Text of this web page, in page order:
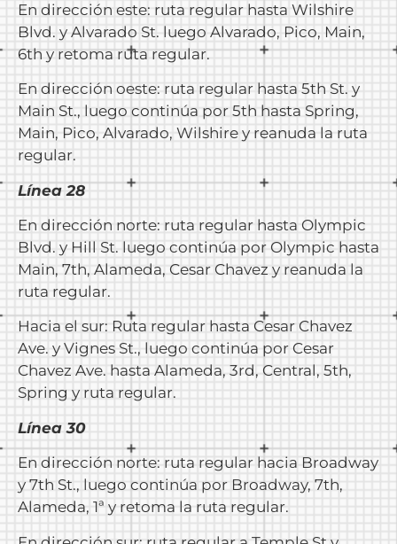
En dirección este: ruta regular hasta Wilshire
Blvd. y Alvarado St. luego Alvarado, Pico, Main,
6th y retoma ruta regular.
En dirección oeste: ruta regular hasta 5th St. y
Main St., luego continúa por 5th hasta Spring,
Main, Pico, Alvarado, Wilshire y reanuda la ruta
regular.
Línea 28
En dirección norte: ruta regular hasta Olympic
Blvd. y Hill St. luego continúa por Olympic hasta
Main, 7th, Alameda, Cesar Chavez y reanuda la
ruta regular.
Hacia el sur: Ruta regular hasta Cesar Chavez
Ave. y Vignes St., luego continúa por Cesar
Chavez Ave. hasta Alameda, 3rd, Central, 5th,
Spring y ruta regular.
Línea 30
En dirección norte: ruta regular hacia Broadway
y 7th St., luego continúa por Broadway, 7th,
Alameda, 1ª y retoma la ruta regular.